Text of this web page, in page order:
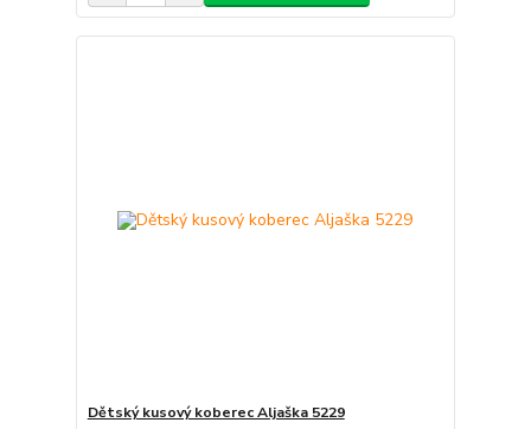
Dětský kusový koberec Aljaška 5229